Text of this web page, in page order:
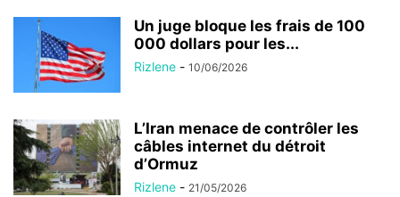
Un juge bloque les frais de 100
000 dollars pour les...
Rizlene - 10/06/2026
L’Iran menace de contrôler les
câbles internet du détroit
d’Ormuz
Rizlene - 21/05/2026